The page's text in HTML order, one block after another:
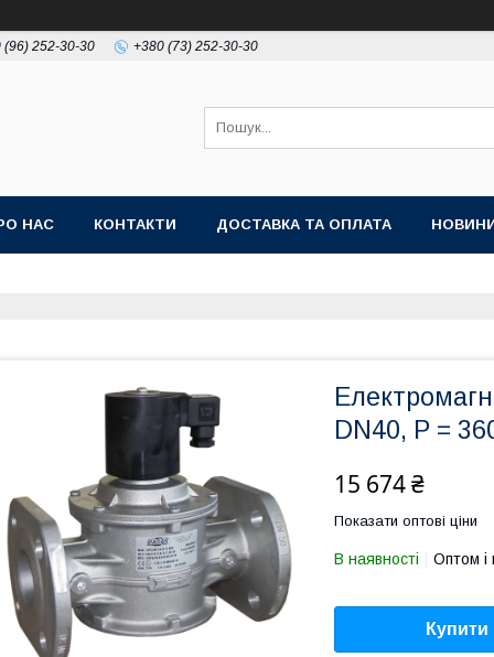
(96) 252-30-30 +380 (73) 252-30-30
НАС КОНТАКТИ ДОСТАВКА ТА ОПЛАТА
DN40, P =
15 674 ₴
Показати оптові ціни
В наявності Оптом і
Купити